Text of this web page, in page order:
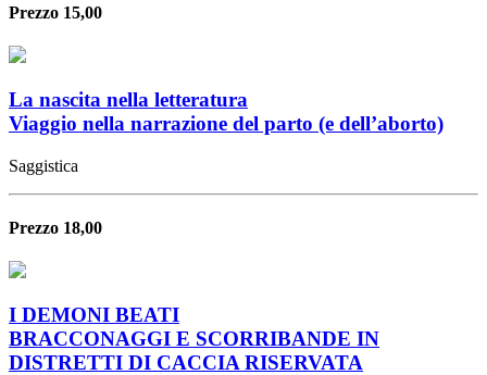
Prezzo 15,00
La nascita nella letteratura
Viaggio nella narrazione del parto (e dell’aborto)
Saggistica
Prezzo 18,00
I DEMONI BEATI
BRACCONAGGI E SCORRIBANDE IN
DISTRETTI DI CACCIA RISERVATA